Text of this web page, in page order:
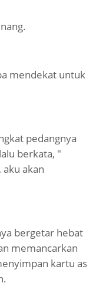
mendekat untuk
pedangnya
berkata, "
aku akan
bergetar hebat
memancarkan
kartu as